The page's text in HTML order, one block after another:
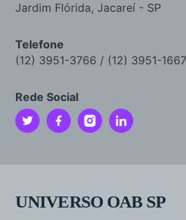
Jardim Flórida, Jacareí - SP
Telefone
(12) 3951-3766 / (12) 3951-1667
Rede Social
UNIVERSO OAB SP